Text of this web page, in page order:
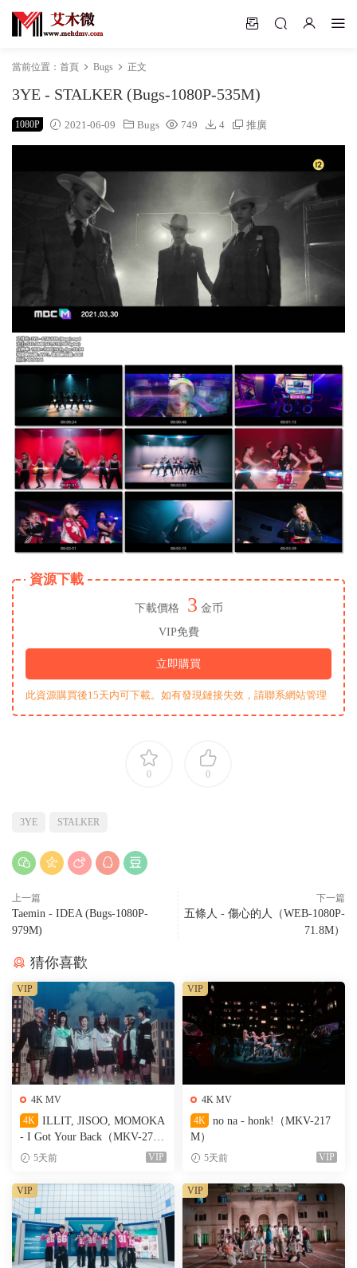
當前位置： 首頁 Bugs 正文
3YE - STALKER (Bugs-1080P-535M)
1080P 2021-06-09 Bugs 749 4 推廣
資源下載
下載價格 3 金币
VIP免費
立即購買
此資源購買後15天内可下載。如有發現鏈接失效，請聯系網站管理
0 0
3YE STALKER
上一篇
Taemin - IDEA (Bugs-1080P-
979M)
下一篇
五條人 - 傷心的人（WEB-1080P-
71.8M）
猜你喜歡
4K MV
4K
ILLIT, JISOO, MOMOKA
- I Got Your Back（MKV-274
M）5天前 VIP
VIP
4K MV
4K
no na - honk!（MKV-217
M）
5天前 VIP
VIP
VIP VIP